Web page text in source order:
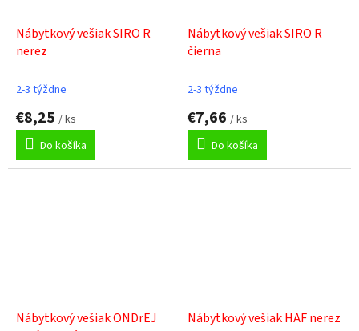
Nábytkový vešiak SIRO R
nerez
2-3 týždne
€8,25 / ks
Do košíka
Nábytkový vešiak SIRO R
čierna
2-3 týždne
€7,66 / ks
Do košíka
Nábytkový vešiak ONDrEJ
Nábytkový vešiak HAF nerez